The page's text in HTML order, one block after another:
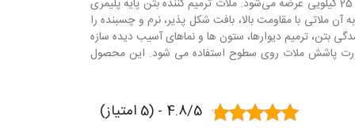
است. این محصول با نام تجاری MasterEmaco® S 488 در بسته‌های 25 کیلویی عرضه می‌شود. ملات ترمیم کننده بتن پایه پلیمری
ملاتی با مقاومت بالا، بافت شکل پذیر، نرم و چسبنده را
ترمیم دیوارها، ستون ها و نماهای آسیب دیده سازه
پاشش ملات روی سطوح استفاده می شود. این محصول
4.8/5 - (5 امتیاز)